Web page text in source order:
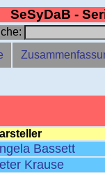
SeSyDaB -
Bassett
Krause